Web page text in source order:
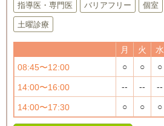
指導医・専門医 バリアフリー 個室
土曜診療
月 火 水
08:45〜12:00
○ ○ ○
14:00〜16:00 -- -- --
14:00〜17:30 ○ ○ ○